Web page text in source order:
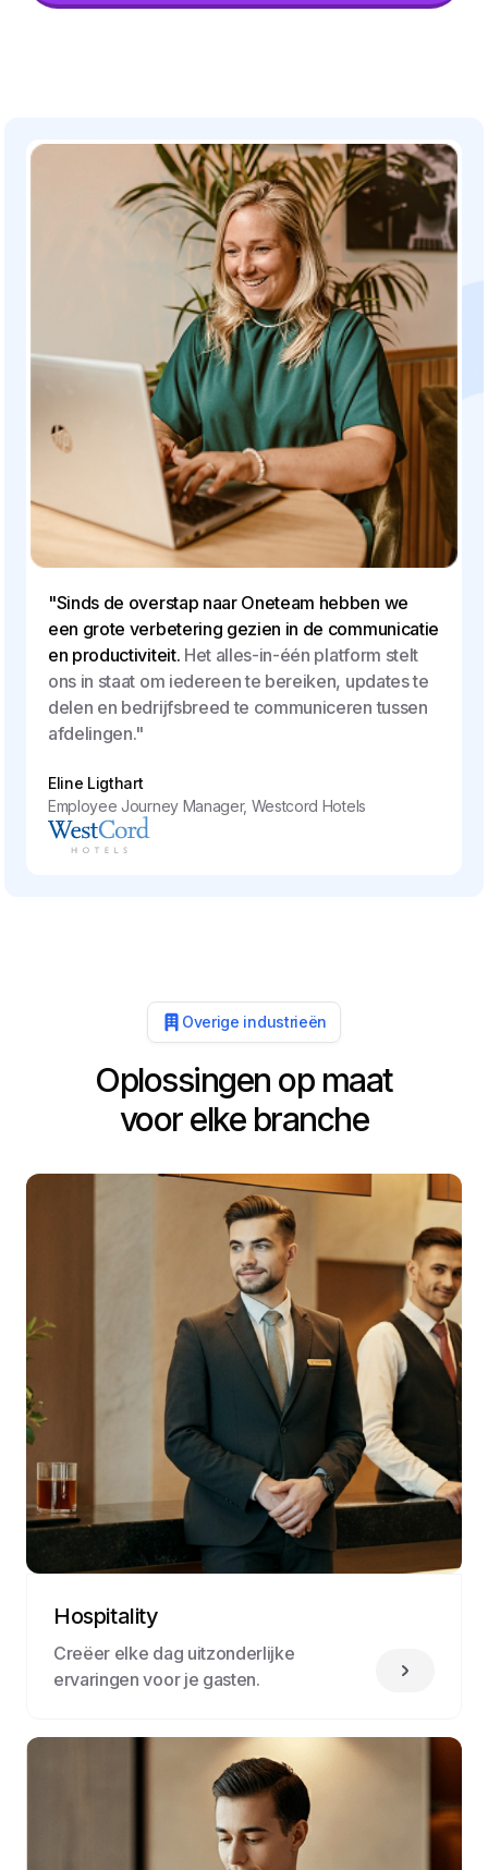
"Sinds de overstap naar Oneteam hebben we
een grote verbetering gezien in de communicatie
en productiviteit. Het alles-in-één platform stelt
ons in staat om iedereen te bereiken, updates te
delen en bedrijfsbreed te communiceren tussen
afdelingen."
Eline Ligthart
Employee Journey Manager, Westcord Hotels
Overige industrieën
Oplossingen op maat
voor elke branche
Hospitality
Creëer elke dag uitzonderlijke
ervaringen voor je gasten.